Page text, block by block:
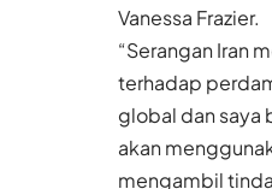
Vanessa Frazier.
“Serangan Iran
terhadap
global dan saya
akan
mengambil